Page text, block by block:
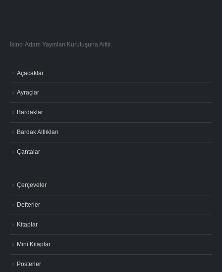
İkinci Adam Yayınları Kuruluşuna Aittir.
Açacaklar
Ayraçlar
Bardaklar
Bardak Altlıkları
Çantalar
Çerçeveler
Defterler
Kitaplar
Mini Kitaplar
Posterler